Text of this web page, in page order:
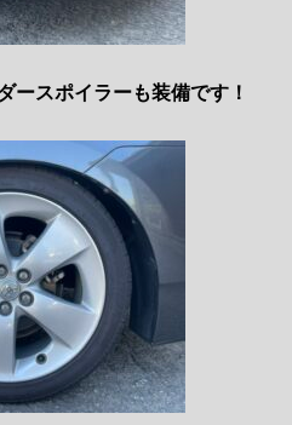
ースポイラーも装備です！